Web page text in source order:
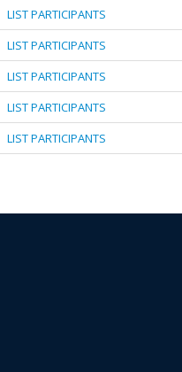
LIST PARTICIPANTS
LIST PARTICIPANTS
LIST PARTICIPANTS
LIST PARTICIPANTS
LIST PARTICIPANTS